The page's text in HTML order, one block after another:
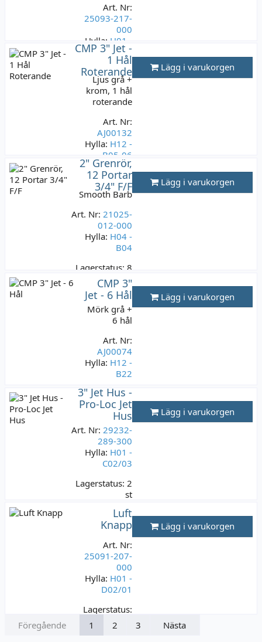
Art. Nr:
25093-217-
000
Hylla: H01 -
G01/02
Lagerstatus:
3 st
299 kr
Varav moms:
CMP 3" Jet -
1 Hål
Roterande
Ljus grå +
krom, 1 hål
roterande
Art. Nr:
AJ00132
Hylla: H12 -
B05-06
Lagerstatus:8
st
299 kr
Varav moms: 59,80
kr
Lägg i varukorgen
2" Grenrör,
12 Portar
3/4" F/F
Smooth Barb
Art. Nr: 21025-
012-000
Hylla: H04 -
B04
Lagerstatus: 8
st
299 kr
Varav moms:
kr
Lägg i varukorgen
CMP 3"
Jet - 6 Hål
Mörk grå +
6 hål
Art. Nr:
AJ00074
Hylla: H12 -
B22
Lagerstatus:
10 st
299 kr
Varav moms:
59,80 kr
Lägg i varukorgen
3" Jet Hus -
Pro-Loc Jet
Hus
Art. Nr: 29232-
289-300
Hylla: H01 -
C02/03
Lagerstatus: 2
st
299 kr
Varav moms:
59,80 kr
Lägg i varukorgen
Luft
Knapp
Art. Nr:
25091-207-
000
Hylla: H01 -
D02/01
Lagerstatus:
299 kr
Lägg i varukorgen
Föregående 1 2 3 Nästa